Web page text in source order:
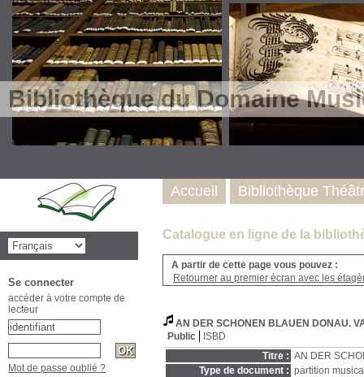
Bibliothèque du Domaine
Catalogue en ligne de la
A partir de cette page vous pouvez :
Retourner au premier écran avec les
AN DER SCHONEN BLAUEN DONAU.
Public
ISBD
Titre : AN DER
Type de document : partition
Accueil Bibliothèque
Se connecter
accéder à votre compte de
lecteur
Mot de passe oublié ?